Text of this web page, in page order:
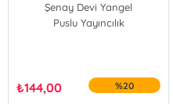
Şenay Devi Yangel
Puslu Yayıncılık
₺144,00 %20